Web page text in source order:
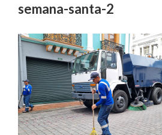
semana-santa-2